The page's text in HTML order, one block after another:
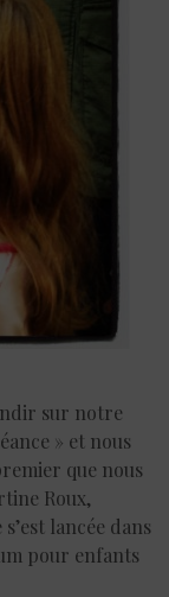
sur notre
» et nous
que nous
Roux,
lancée dans
pour enfants